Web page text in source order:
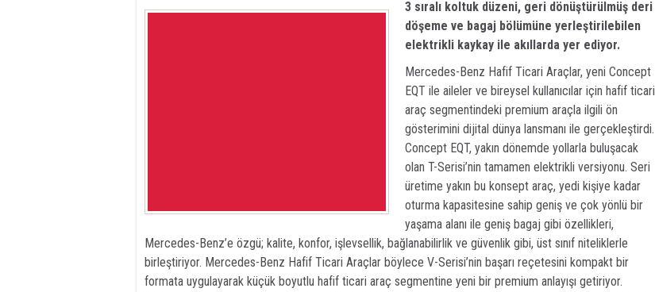
3 sıralı koltuk düzeni, geri dönüştürülmüş deri
döşeme ve bagaj bölümüne yerleştirilebilen
elektrikli kaykay ile akıllarda yer ediyor.
Mercedes-Benz Hafif Ticari Araçlar, yeni Concept
EQT ile aileler ve bireysel kullanıcılar için hafif ticari
araç segmentindeki premium araçla ilgili ön
gösterimini dijital dünya lansmanı ile gerçekleştirdi.
Concept EQT, yakın dönemde yollarla buluşacak
olan T-Serisi’nin tamamen elektrikli versiyonu. Seri
üretime yakın bu konsept araç, yedi kişiye kadar
oturma kapasitesine sahip geniş ve çok yönlü bir
yaşama alanı ile geniş bagaj gibi özellikleri,
Mercedes-Benz’e özgü; kalite, konfor, işlevsellik, bağlanabilirlik ve güvenlik gibi, üst sınıf niteliklerle
birleştiriyor. Mercedes-Benz Hafif Ticari Araçlar böylece V-Serisi’nin başarı reçetesini kompakt bir
formata uygulayarak küçük boyutlu hafif ticari araç segmentine yeni bir premium anlayışı getiriyor.